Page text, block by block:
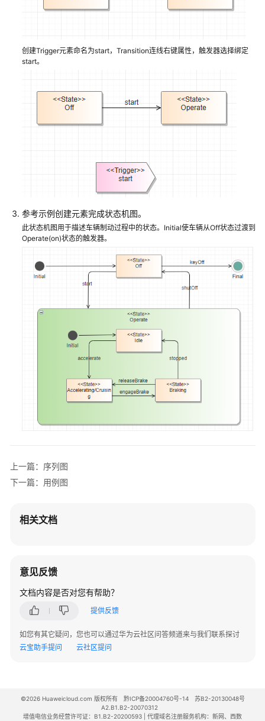
创建Trigger元素命名为start，Transition连线右键属性，触发器选择绑定
start。
参考示例创建元素完成状态机图。
此状态机图用于描述车辆制动过程中的状态。Initial使车辆从Off状态过渡到
Operate(on)状态的触发器。
上一篇：序列图
下一篇：用例图
相关文档
意见反馈
文档内容是否对您有帮助？
提供反馈
如您有其它疑问，您也可以通过华为云社区问答频道来与我们联系探讨
云宝助手提问
云社区提问
©2026 Huaweicloud.com 版权所有 黔ICP备20004760号-14
苏B2-20130048号
A2.B1.B2-20070312
增值电信业务经营许可证：B1.B2-20200593 | 代理域名注册服务机构：新网、西数